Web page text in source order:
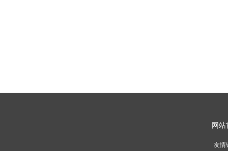
网 站
友情